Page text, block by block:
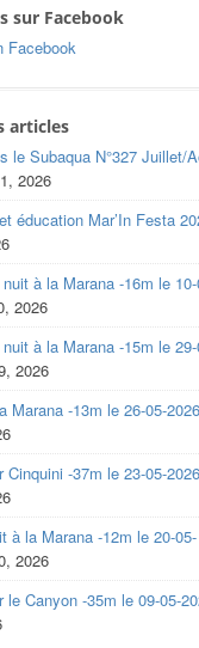
sur Facebook
Facebook
articles
le Subaqua N°327 Juillet/
2026
éducation Mar’In Festa
à la Marana -16m le
2026
à la Marana -15m le
2026
Marana -13m le 26-05-2026
Cinquini -37m le 23-05-2026
à la Marana -12m le 20-05-
2026
le Canyon -35m le 09-05-